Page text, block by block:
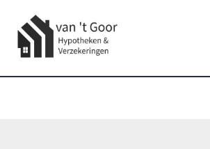
Nieuwbouw